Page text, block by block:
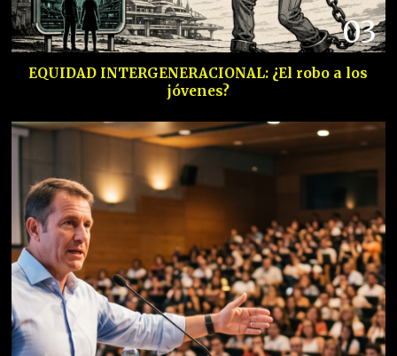
03
EQUIDAD INTERGENERACIONAL: ¿El robo a los
jóvenes?